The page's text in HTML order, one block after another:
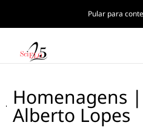
Pular para
Homenagens
Alberto Lopes